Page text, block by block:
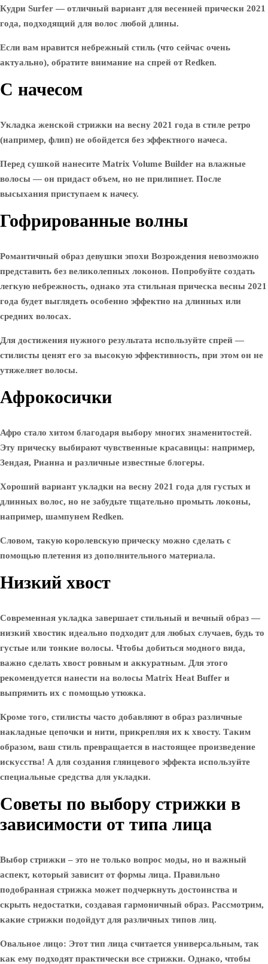
Кудри Surfer — отличный вариант для весенней прически 2021
года, подходящий для волос любой длины.
Если вам нравится небрежный стиль (что сейчас очень
актуально), обратите внимание на спрей от Redken.
С начесом
Укладка женской стрижки на весну 2021 года в стиле ретро
(например, флип) не обойдется без эффектного начеса.
Перед сушкой нанесите Matrix Volume Builder на влажные
волосы — он придаст объем, но не прилипнет. После
высыхания приступаем к начесу.
Гофрированные волны
Романтичный образ девушки эпохи Возрождения невозможно
представить без великолепных локонов. Попробуйте создать
легкую небрежность, однако эта стильная прическа весны 2021
года будет выглядеть особенно эффектно на длинных или
средних волосах.
Для достижения нужного результата используйте спрей —
стилисты ценят его за высокую эффективность, при этом он не
утяжеляет волосы.
Афрокосички
Афро стало хитом благодаря выбору многих знаменитостей.
Эту прическу выбирают чувственные красавицы: например,
Зендая, Рианна и различные известные блогеры.
Хороший вариант укладки на весну 2021 года для густых и
длинных волос, но не забудьте тщательно промыть локоны,
например, шампунем Redken.
Словом, такую ​​королевскую прическу можно сделать с
помощью плетения из дополнительного материала.
Низкий хвост
Современная укладка завершает стильный и вечный образ —
низкий хвостик идеально подходит для любых случаев, будь то
густые или тонкие волосы. Чтобы добиться модного вида,
важно сделать хвост ровным и аккуратным. Для этого
рекомендуется нанести на волосы Matrix Heat Buffer и
выпрямить их с помощью утюжка.
Кроме того, стилисты часто добавляют в образ различные
накладные цепочки и нити, прикрепляя их к хвосту. Таким
образом, ваш стиль превращается в настоящее произведение
искусства! А для создания глянцевого эффекта используйте
специальные средства для укладки.
Советы по выбору стрижки в
зависимости от типа лица
Выбор стрижки – это не только вопрос моды, но и важный
аспект, который зависит от формы лица. Правильно
подобранная стрижка может подчеркнуть достоинства и
скрыть недостатки, создавая гармоничный образ. Рассмотрим,
какие стрижки подойдут для различных типов лиц.
Овальное лицо: Этот тип лица считается универсальным, так
как ему подходят практически все стрижки. Однако, чтобы